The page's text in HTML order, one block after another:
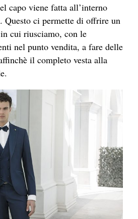
capo viene fatta all’interno
Questo ci permette di offrire un
in cui riusciamo, con le
nel punto vendita, a fare delle
il completo vesta alla